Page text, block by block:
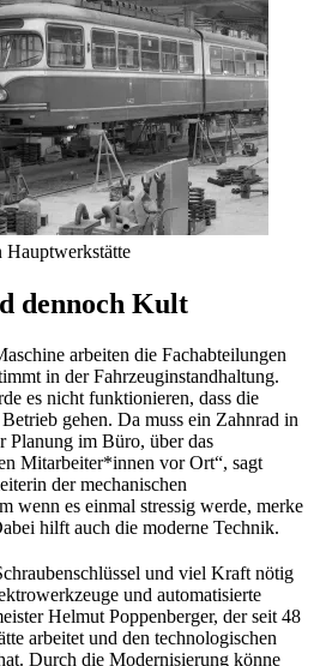
Hauptwerkstätte
dennoch Kult
arbeiten die Fachabteilungen
in der Fahrzeuginstandhaltung.
es nicht funktionieren, dass die
gehen. Da muss ein Zahnrad in
Planung im Büro, über das
Mitarbeiter*innen vor Ort“, sagt
der mechanischen
wenn es einmal stressig werde, merke
hilft auch die moderne Technik.
und viel Kraft nötig
und automatisierte
Helmut Poppenberger, der seit 48
arbeitet und den technologischen
Durch die Modernisierung könne